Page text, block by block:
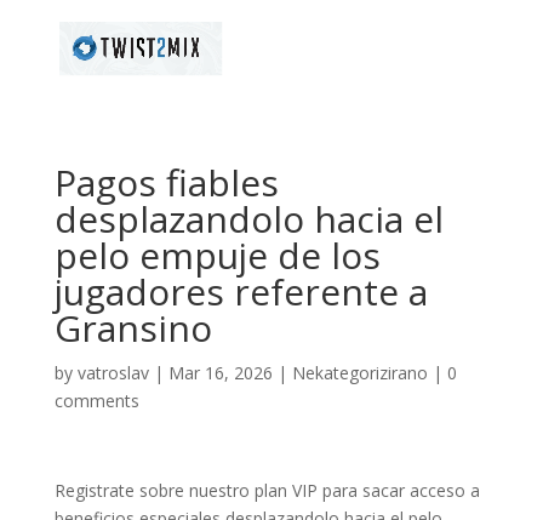
Pagos fiables
desplazandolo hacia el
pelo empuje de los
jugadores referente a
Gransino
by vatroslav| Mar 16, 2026 | Nekategorizirano | 0
comments
Registrate sobre nuestro plan VIP para sacar acceso a